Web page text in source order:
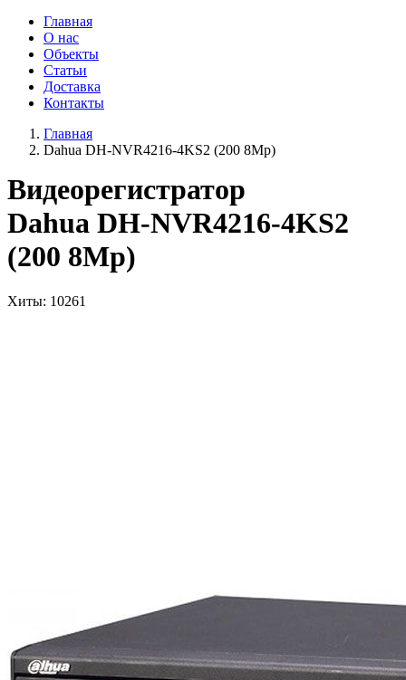
Главная
О нас
Объекты
Статьи
Доставка
Контакты
Главная
Dahua DH-NVR4216-4KS2 (200 8Mp)
Видеорегистратор
Dahua DH-NVR4216-4KS2
(200 8Mp)
Хиты: 10261